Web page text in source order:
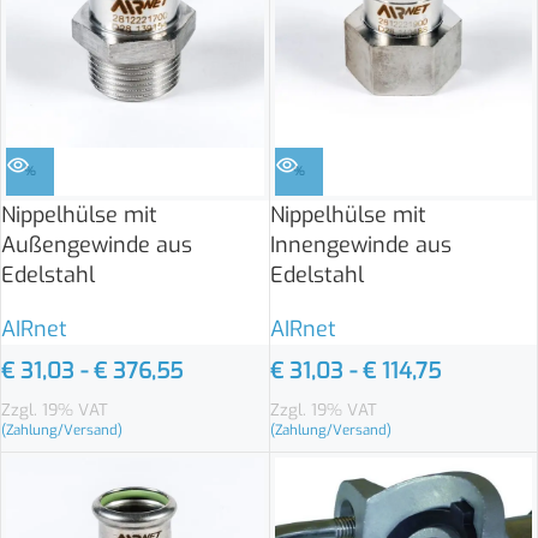
%
Nippelhülse mit
Außengewinde aus
Edelstahl
AIRnet
€ 31,03 -€ 376,55
Zzgl. 19% VAT
(Zahlung/Versand)
%
Nippelhülse mit
Innengewinde aus
Edelstahl
AIRnet
€31,03 -€114,75
Zzgl. 19% VAT
(Zahlung/Versand)